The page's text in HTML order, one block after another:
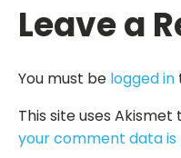
Leave a
You must be logged in
This site uses
your comment data is